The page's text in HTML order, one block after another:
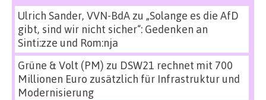
Ulrich Sander, VVN-BdAzu „Solange es die AfD
gibt, sind wir nicht sicher“: Gedenken an
Sinti:zze und Rom:nja
Grüne & Volt (PM) zu DSW21 rechnet mit 700
Millionen Euro zusätzlich für Infrastruktur und
Modernisierung